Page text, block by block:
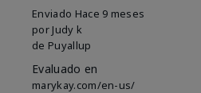
Enviado Hace 9 meses
por Judy k
de Puyallup
Evaluado en
marykay.com/en-us/